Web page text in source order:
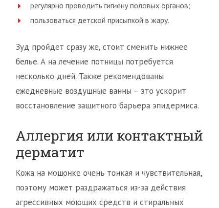
регулярно проводить гигиену половых органов;
пользоваться детской присыпкой в жару.
Зуд пройдет сразу же, стоит сменить нижнее
белье. А на лечение потницы потребуется
несколько дней. Также рекомендованы
ежедневные воздушные ванны – это ускорит
восстановление защитного барьера эпидермиса.
Аллергия или контактный
дерматит
Кожа на мошонке очень тонкая и чувствительная,
поэтому может раздражаться из-за действия
агрессивных моющих средств и стиральных